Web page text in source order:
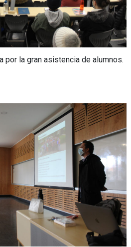
por la gran asistencia de alumnos.